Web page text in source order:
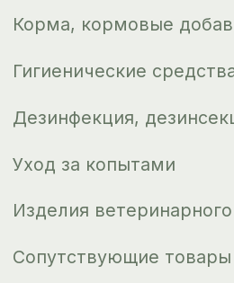
ips66@bk.ru
+7 343 264
Контакты
Новости